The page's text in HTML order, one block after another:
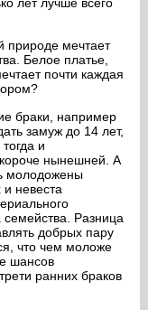
природе мечтает
Белое платье,
почти каждая
браки, например
замуж до 14 лет,
и
нынешней. А
молодожены
невеста
Разница
добрых пару
что чем моложе
шансов
ранних браков